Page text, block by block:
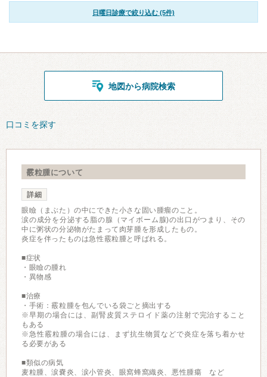
日曜日診療で絞り込む (5件)
地図から病院検索
口コミを探す
霰粒腫について
詳細
眼瞼（まぶた）の中にできた小さな固い腫瘤のこと。
涙の成分を分泌する脂の腺（マイボーム腺)の出口がつまり、その
中に粥状の分泌物がたまって肉芽腫を形成したもの。
炎症を伴ったものは急性霰粒腫と呼ばれる。
■症状
・眼瞼の腫れ
・異物感
■治療
・手術：霰粒腫を包んでいる袋ごと摘出する
※早期の場合には、副腎皮質ステロイド薬の注射で完治すること
もある
※急性霰粒腫の場合には、まず抗生物質などで炎症を落ち着かせ
る必要がある
■類似の病気
麦粒腫、涙嚢炎、涙小管炎、眼窩蜂窩織炎、悪性腫瘍 など